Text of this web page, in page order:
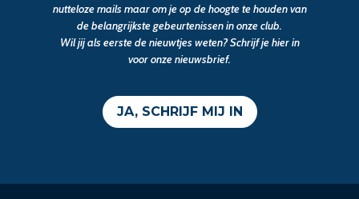
nutteloze mails maar om je op de hoogte te houden van
de belangrijkste gebeurtenissen in onze club.
Wil jij als eerste de nieuwtjes weten? Schrijf je hier in
voor onze nieuwsbrief.
JA, SCHRIJF MIJ IN